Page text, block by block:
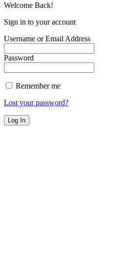
Welcome Back!
Sign in to your account
Username or Email Address
Password
Remember me
Lost your password?